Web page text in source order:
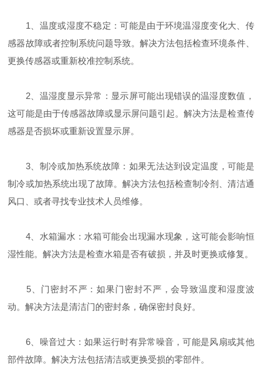
1、温度或湿度不稳定：可能是由于环境温湿度变化大、传
感器故障或者控制系统问题导致。解决方法包括检查环境条件、
更换传感器或重新校准控制系统。
2、温湿度显示异常：显示屏可能出现错误的温湿度数值，
这可能是由于传感器故障或显示屏问题引起。解决方法是检查传
感器是否损坏或重新设置显示屏。
3、制冷或加热系统故障：如果无法达到设定温度，可能是
制冷或加热系统出现了故障。解决方法包括检查制冷剂、清洁通
风口、或者寻找专业技术人员维修。
4、水箱漏水：水箱可能会出现漏水现象，这可能会影响恒
湿性能。解决方法是检查水箱是否有破损，并及时更换或修复。
5、门密封不严：如果门密封不严，会导致温度和湿度波
动。解决方法是清洁门的密封条，确保密封良好。
6、噪音过大：如果运行时有异常噪音，可能是风扇或其他
部件故障。解决方法包括清洁或更换受损的零部件。